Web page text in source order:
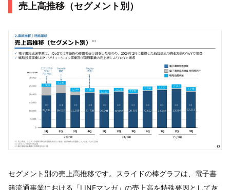
売上高推移（セグメント別）
セグメント別の売上高推移です。スライドの棒グラフは、電子書
籍流通事業における「LINEマンガ」の売上高を特殊要因として灰